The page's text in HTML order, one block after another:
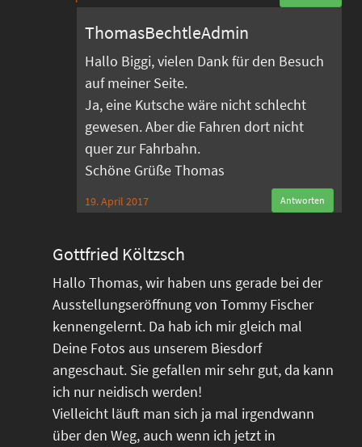
ThomasBechtleAdmin
Hallo Biggi, vielen Dank für den Besuch
auf meiner Seite.
Ja, eine Kutsche wäre nicht schlecht
gewesen. Aber die Fahren dort nicht
quer zur Fahrbahn.
Schöne Grüße Thomas
19. April 2017 Antworten
Gottfried Költzsch
Hallo Thomas, wir haben uns gerade bei der
Ausstellungseröffnung von Tommy Fischer
kennengelernt. Da hab ich mir gleich mal
Deine Fotos aus unserem Biesdorf
angeschaut. Sie gefallen mir sehr gut, da kann
ich nur neidisch werden!
Vielleicht läuft man sich ja mal irgendwann
über den Weg, auch wenn ich jetzt in